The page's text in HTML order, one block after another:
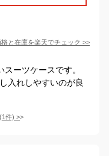
格と在庫を楽天でチェック >>
ーツケースです。
入れしやすいのが良
(1件) >